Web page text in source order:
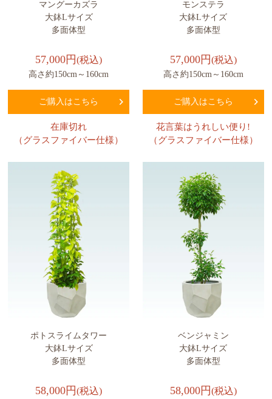
マングーカズラ
大鉢Lサイズ
多面体型
57,000円(税込)
高さ約150cm～160cm
ご購入はこちら
在庫切れ
（グラスファイバー仕様）
モンステラ
大鉢Lサイズ
多面体型
57,000円(税込)
高さ約150cm～160cm
ご購入はこちら
花言葉はうれしい便り!
（グラスファイバー仕様）
ポトスライムタワー
大鉢Lサイズ
多面体型
58,000円(税込)
ベンジャミン
大鉢Lサイズ
多面体型
58,000円(税込)